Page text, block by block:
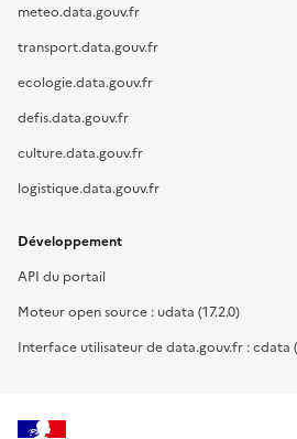
meteo.data.gouv.fr
transport.data.gouv.fr
ecologie.data.gouv.fr
defis.data.gouv.fr
culture.data.gouv.fr
logistique.data.gouv.fr
Développement
API du portail
Moteur open source : udata (17.2.0)
Interface utilisateur de data.gouv.fr : cdata